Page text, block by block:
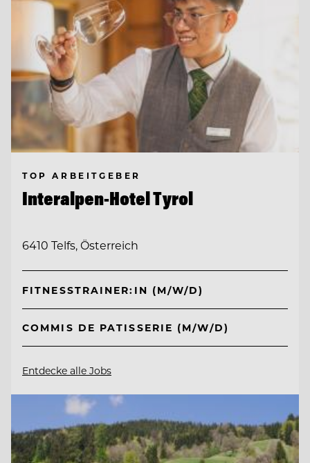
TOP ARBEITGEBER
Interalpen-Hotel Tyrol
6410 Telfs, Österreich
FITNESSTRAINER:IN (M/W/D)
COMMIS DE PATISSERIE (M/W/D)
Entdecke alle Jobs